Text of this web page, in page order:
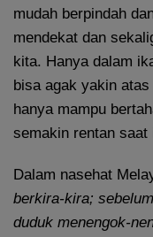
mudah berpindah
mendekat dan
kita. Hanya dalam
bisa agak yakin
hanya mampu
semakin rentan saat
Dalam nasehat
berkira-kira;
duduk menengok-